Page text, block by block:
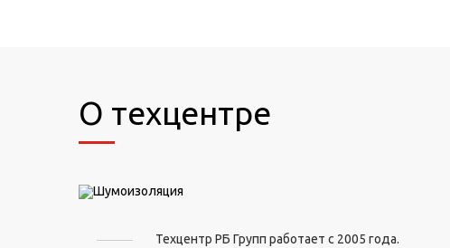
О техцентре
Техцентр РБ Групп работает с 2005 года.